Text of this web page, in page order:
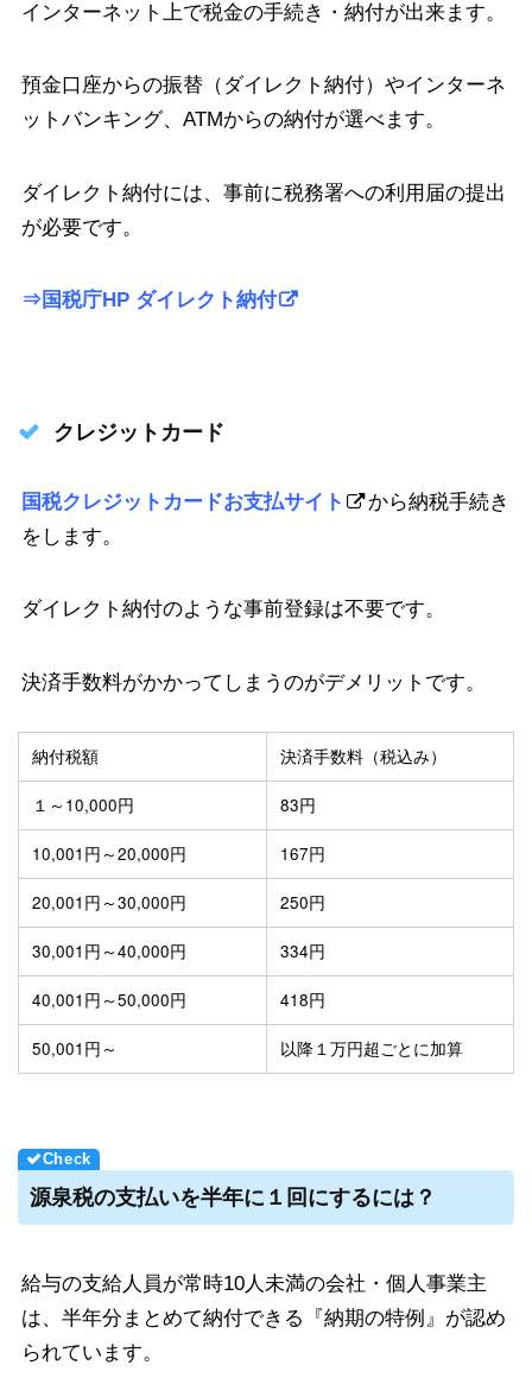
インターネット上で税金の手続き・納付が出来ます。
預金口座からの振替（ダイレクト納付）やインターネ
ットバンキング、ATMからの納付が選べます。
ダイレクト納付には、事前に税務署への利用届の提出
が必要です。
⇒国税庁HP ダイレクト納付
クレジットカード
国税クレジットカードお支払サイト
から納税手続き
をします。
ダイレクト納付のような事前登録は不要です。
決済手数料がかかってしまうのがデメリットです。
納付税額 決済手数料（税込み）
１～10,000円 83円
10,001円～20,000円 167円
20,001円～30,000円 250円
30,001円～40,000円 334円
40,001円～50,000円 418円
50,001円～ 以降１万円超ごとに加算
源泉税の支払いを半年に１回にするには？
給与の支給人員が常時10人未満の会社・個人事業主
は、半年分まとめて納付できる『納期の特例』が認め
られています。